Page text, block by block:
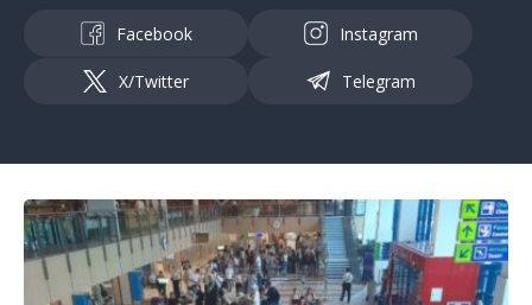
Facebook Instagram
X/Twitter Telegram